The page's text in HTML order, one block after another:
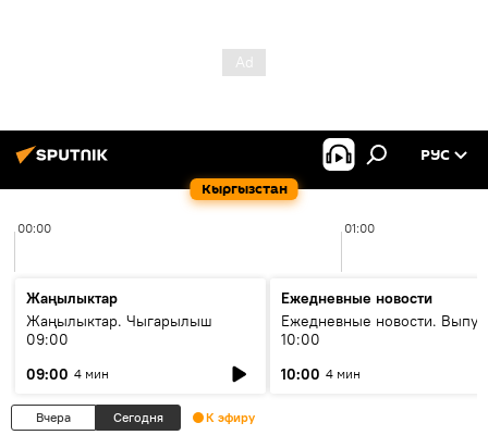
Кыргызстан
РУС
00:00 01:00
Жаңылыктар
Жаңылыктар. Чыгарылыш
09:00
09:00 4 мин
Ежедневные новости
Ежедневные новости.
10:00
10:00 4 мин
Вчера Сегодня К эфиру